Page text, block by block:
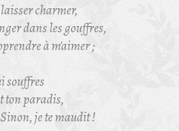
charmer,
dans les gouffres,
à m'aimer ;
souffres
ton paradis,
je te maudit !